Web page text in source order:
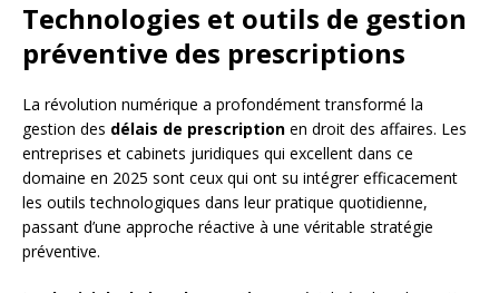
Technologies et outils de gestion
préventive des prescriptions
La révolution numérique a profondément transformé la
gestion des délais de prescription en droit des affaires. Les
entreprises et cabinets juridiques qui excellent dans ce
domaine en 2025 sont ceux qui ont su intégrer efficacement
les outils technologiques dans leur pratique quotidienne,
passant d’une approche réactive à une véritable stratégie
préventive.